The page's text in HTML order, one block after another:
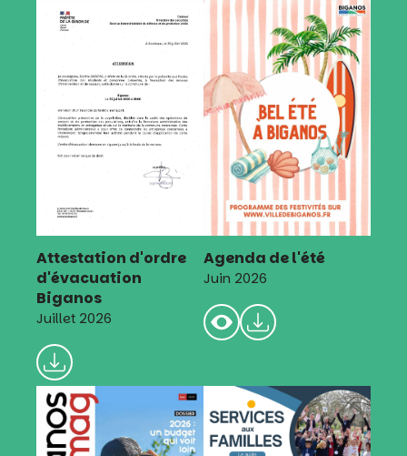
Attestation d'ordre
d'évacuation
Biganos
Juillet 2026
Agenda de l'été
Juin 2026